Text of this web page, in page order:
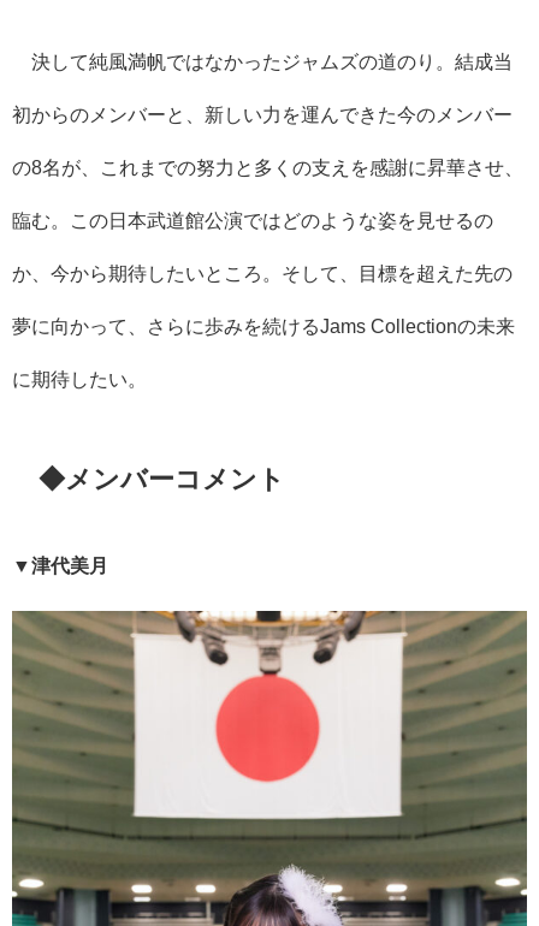
決して純風満帆ではなかったジャムズの道のり。結成当
初からのメンバーと、新しい力を運んできた今のメンバー
の8名が、これまでの努力と多くの支えを感謝に昇華させ、
臨む。この日本武道館公演ではどのような姿を見せるの
か、今から期待したいところ。そして、目標を超えた先の
夢に向かって、さらに歩みを続けるJams Collectionの未来
に期待したい。
◆メンバーコメント
▼津代美月